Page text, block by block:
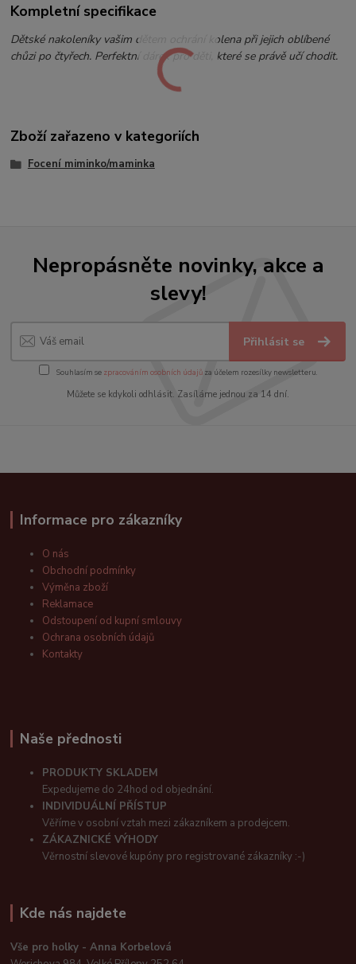
Kompletní specifikace
Dětské nakoleníky vašim dětem ochrání kolena při jejich oblíbené
chůzi po čtyřech. Perfektní dárek pro děti, které se právě učí chodit.
Zboží zařazeno v kategoriích
Focení miminko/maminka
Nepropásněte novinky, akce a
slevy!
Přihlásit se
Souhlasím se zpracováním osobních údajůza účelem rozesílky newsletteru.
Můžete se kdykoli odhlásit. Zasíláme jednou za 14 dní.
Informace pro zákazníky
O nás
Obchodní podmínky
Výměna zboží
Reklamace
Odstoupení od kupní smlouvy
Ochrana osobních údajů
Kontakty
Naše přednosti
PRODUKTY SKLADEM
Expedujeme do 24hod od objednání.
INDIVIDUÁLNÍ PŘÍSTUP
Věříme v osobní vztah mezi zákazníkem a prodejcem.
ZÁKAZNICKÉ VÝHODY
Věrnostní slevové kupóny pro registrované zákazníky :-)
Kde nás najdete
Vše pro holky - Anna Korbelová